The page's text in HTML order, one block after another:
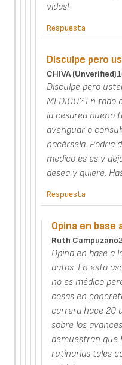
vidas!
Respuesta
Disculpe pero
CHIVA (unverified)
Disculpe pero
MEDICO? En
la cesarea bueno
averiguar o
hacérsela. Podria
medico es es y
desea y quiere.
Respuesta
Opina en base
Ruth Campuzano
Opina en base a
datos. En esta
no es médico
cosas en
carrera hace 20
sobre los
demuestran que
rutinarias tales